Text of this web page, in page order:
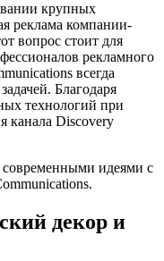
крупных
реклама компании-
вопрос стоит для
рекламного
всегда
Благодаря
технологий при
канала Discovery
идеями с
декор и